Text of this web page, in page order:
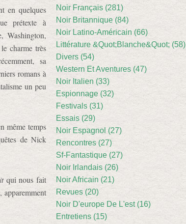
en quelques
prétexte à
Washington,
charme très
sa
romans à
un peu
même temps
de Nick
qui nous fait
apparemment
Noir Français (281)
Noir Britannique (84)
Noir Latino-Américain (66)
Littérature &Quot;Blanche&Quot; (58)
Divers (54)
Western Et Aventures (47)
Noir Italien (33)
Espionnage (32)
Festivals (31)
Essais (29)
Noir Espagnol (27)
Rencontres (27)
Sf-Fantastique (27)
Noir Irlandais (26)
Noir Africain (21)
Revues (20)
Noir D'europe De L'est (16)
Entretiens (15)